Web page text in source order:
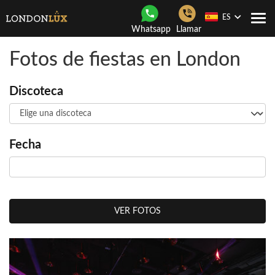
Whatsapp Llamar
ES
Fotos de fiestas en London
Discoteca
Fecha
VER FOTOS